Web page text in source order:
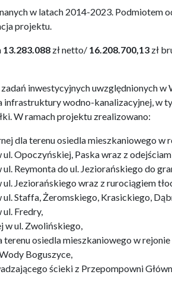
w latach 2014-2023. Podmiotem
projektu.
13.283.088 zł netto/ 16.208.700,13 zł
inwestycyjnych uwzględnionych
wodno-kanalizacyjnej, w
W ramach projektu zrealizowano:
dla terenu osiedla mieszkaniowego w
Opoczyńskiej, Paska wraz z
Reymonta do ul. Jeziorańskiego do
Jeziorańskiego wraz z rurociągiem
Staffa, Żeromskiego, Krasickiego,
Fredry,
w ul. Zwolińskiego,
osiedla mieszkaniowego w
Boguszyce,
ścieki z Przepompowni